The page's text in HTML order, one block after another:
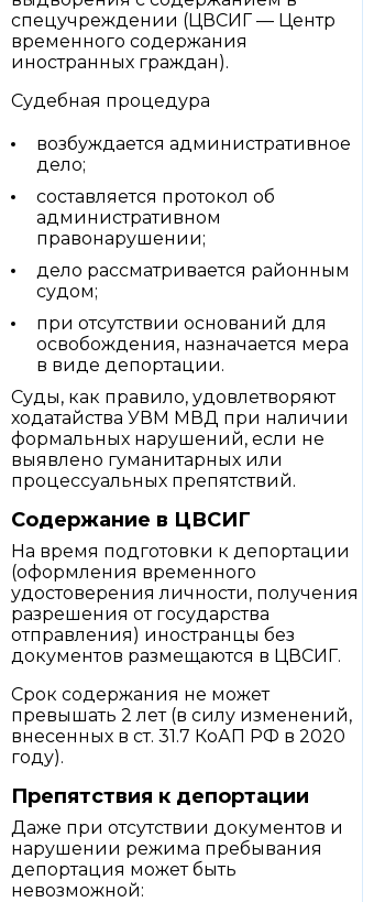
спецучреждении (ЦВСИГ — Центр
временного содержания
иностранных граждан).
Судебная процедура
возбуждается административное
дело;
составляется протокол об
административном
правонарушении;
дело рассматривается районным
судом;
при отсутствии оснований для
освобождения, назначается мера
в виде депортации.
Суды, как правило, удовлетворяют
ходатайства УВМ МВД при наличии
формальных нарушений, если не
выявлено гуманитарных или
процессуальных препятствий.
Содержание в ЦВСИГ
На время подготовки к депортации
(оформления временного
удостоверения личности, получения
разрешения от государства
отправления) иностранцы без
документов размещаются в ЦВСИГ.
Срок содержания не может
превышать 2 лет (в силу изменений,
внесенных в ст. 31.7 КоАП РФ в 2020
году).
Препятствия к депортации
Даже при отсутствии документов и
нарушении режима пребывания
депортация может быть
невозможной: